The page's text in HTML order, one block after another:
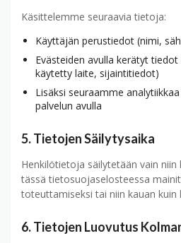
Käsittelemme seuraavia tietoja:
Käyttäjän perustiedot (nimi,
Evästeiden avulla kerätyt
käytetty laite, sijaintitiedot)
Lisäksi seuraamme
palvelun avulla
5. Tietojen Säilytysaika
Henkilötietoja säilytetään vain niin
tässä tietosuojaselosteessa
toteuttamiseksi tai niin kauan kuin
6. Tietojen Luovutus